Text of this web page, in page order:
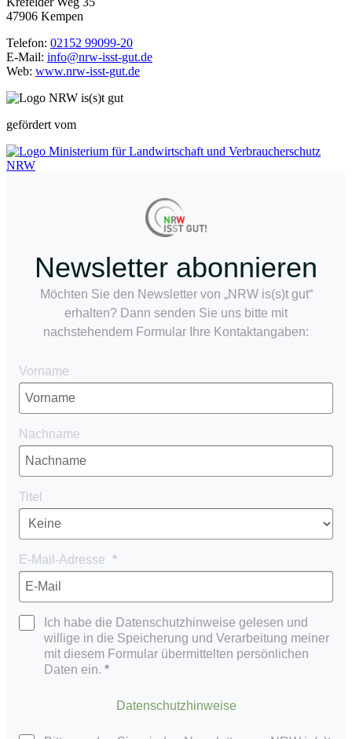
47906 Kempen
Telefon: 02152 99099-20
E-Mail: info@nrw-isst-gut.de
Web: www.nrw-isst-gut.de
gefördert vom
Newsletter abonnieren
Möchten Sie den Newsletter von „NRW is(s)t gut“
erhalten? Dann senden Sie uns bitte mit
nachstehendem Formular Ihre Kontaktangaben:
Vorname
Nachname
Titel
E-Mail-Adresse
Ich habe die Datenschutzhinweise gelesen und
willige in die Speicherung und Verarbeitung meiner
mit diesem Formular übermittelten persönlichen
Daten ein.
Datenschutzhinweise